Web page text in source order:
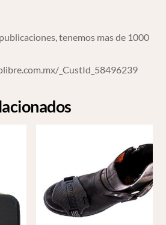
tenemos mas de 1000
_CustId_58496239